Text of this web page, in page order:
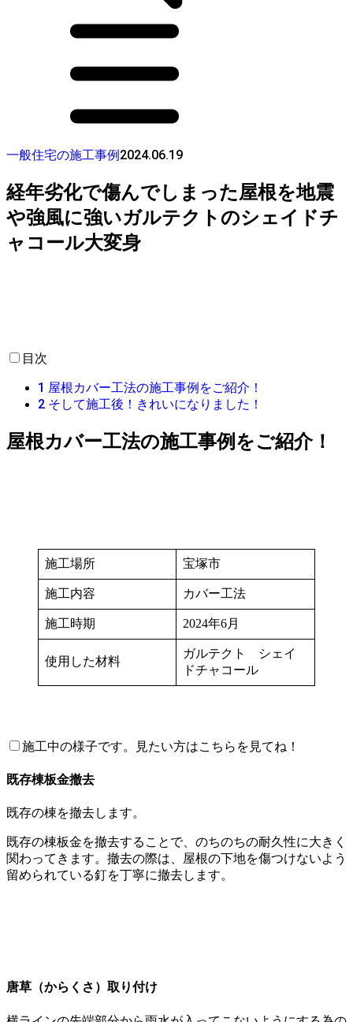
一般住宅の施工事例 2024.06.19
経年劣化で傷んでしまった屋根を地震
や強風に強いガルテクトのシェイドチ
ャコール大変身
目次
1 屋根カバー工法の施工事例をご紹介！
2 そして施工後！きれいになりました！
屋根カバー工法の施工事例をご紹介！
施工場所 宝塚市
施工内容 カバー工法
施工時期 2024年6月
使用した材料
ガルテクト シェイ
ドチャコール
施工中の様子です。見たい方はこちらを見てね！
既存棟板金撤去
既存の棟を撤去します。
既存の棟板金を撤去することで、のちのちの耐久性に大きく
関わってきます。撤去の際は、屋根の下地を傷つけないよう
留められている釘を丁寧に撤去します。
唐草（からくさ）取り付け